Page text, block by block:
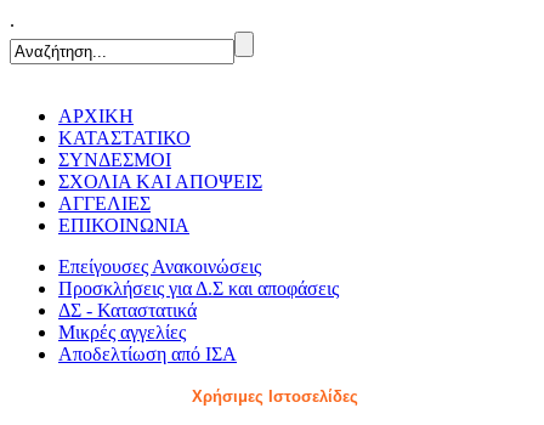
.
ΑΡΧΙΚΗ
ΚΑΤΑΣΤΑΤΙΚΟ
ΣΥΝΔΕΣΜΟΙ
ΣΧΟΛΙΑ ΚΑΙ ΑΠΟΨΕΙΣ
ΑΓΓΕΛΙΕΣ
ΕΠΙΚΟΙΝΩΝΙΑ
Επείγουσες Ανακοινώσεις
Προσκλήσεις για Δ.Σ και αποφάσεις
ΔΣ - Καταστατικά
Μικρές αγγελίες
Αποδελτίωση από ΙΣΑ
Χρήσιμες Ιστοσελίδες